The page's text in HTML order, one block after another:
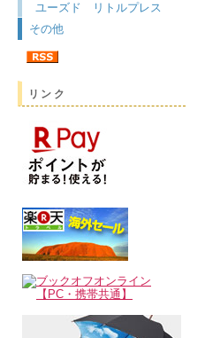
ユーズド リトルプレス
その他
リンク